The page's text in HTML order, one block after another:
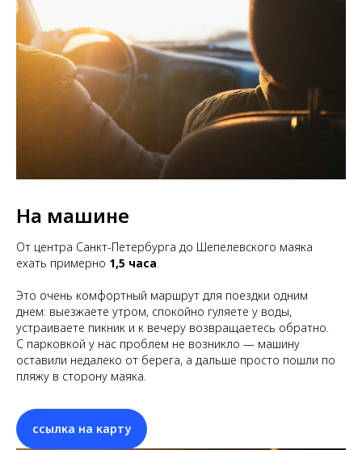
На машине
От центра Санкт-Петербурга до Шепелевского маяка
ехать примерно 1,5 часа.
Это очень комфортный маршрут для поездки одним
днем: выезжаете утром, спокойно гуляете у воды,
устраиваете пикник и к вечеру возвращаетесь обратно.
С парковкой у нас проблем не возникло — машину
оставили недалеко от берега, а дальше просто пошли по
пляжу в сторону маяка.
ссылка на карту